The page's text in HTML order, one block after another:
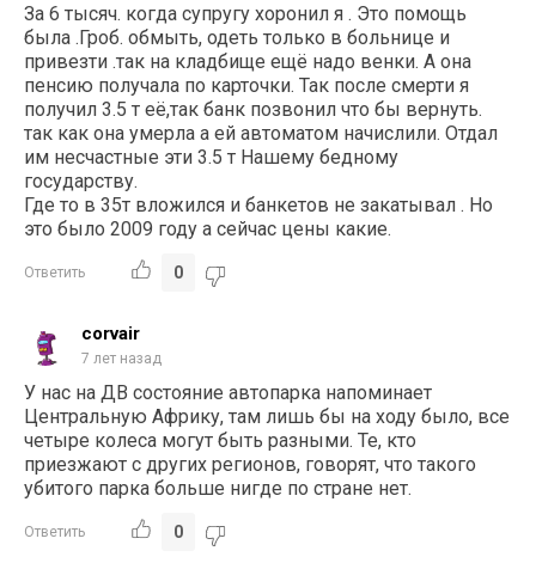
За 6 тысяч. когда супругу хоронил я . Это помощь
была .Гроб. обмыть, одеть только в больнице и
привезти .так на кладбище ещё надо венки. А она
пенсию получала по карточки. Так после смерти я
получил 3.5 т её,так банк позвонил что бы вернуть.
так как она умерла а ей автоматом начислили. Отдал
им несчастные эти 3.5 т Нашему бедному
государству.
Где то в 35т вложился и банкетов не закатывал . Но
это было 2009 году а сейчас цены какие.
Ответить 0
corvair
7 лет назад
У нас на ДВ состояние автопарка напоминает
Центральную Африку, там лишь бы на ходу было, все
четыре колеса могут быть разными. Те, кто
приезжают с других регионов, говорят, что такого
убитого парка больше нигде по стране нет.
Ответить 0